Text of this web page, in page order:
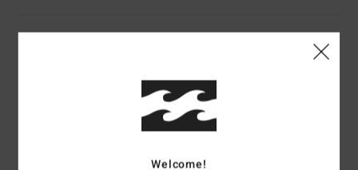
Note moyenne
3.0/5
Welcome!